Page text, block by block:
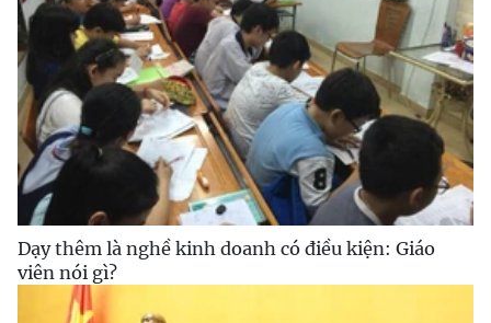
Dạy thêm là nghề kinh doanh có điều kiện: Giáo
viên nói gì?